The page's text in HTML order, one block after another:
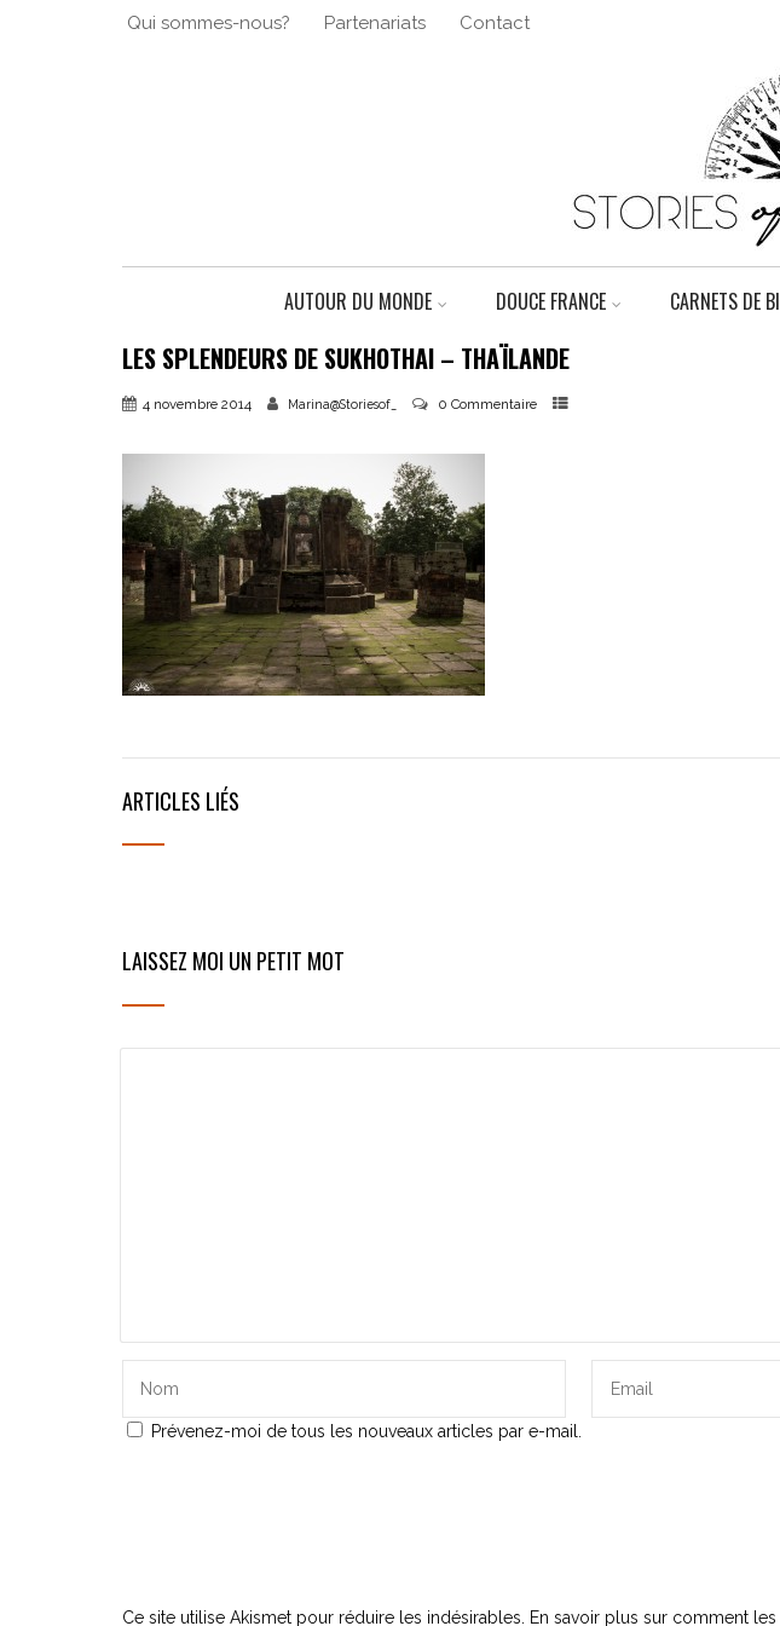
Qui sommes-nous? Partenariats Contact
AUTOUR DU MONDE DOUCE FRANCE CARNETS DE
LES SPLENDEURS DE SUKHOTHAI – THAÏLANDE
4 novembre 2014 Marina@Storiesof_ 0 Commentaire
ARTICLES LIÉS
LAISSEZ MOI UN PETIT MOT
Prévenez-moi de tous les nouveaux articles par e-mail.
Ce site utilise Akismet pour réduire les indésirables. En savoir plus sur comment